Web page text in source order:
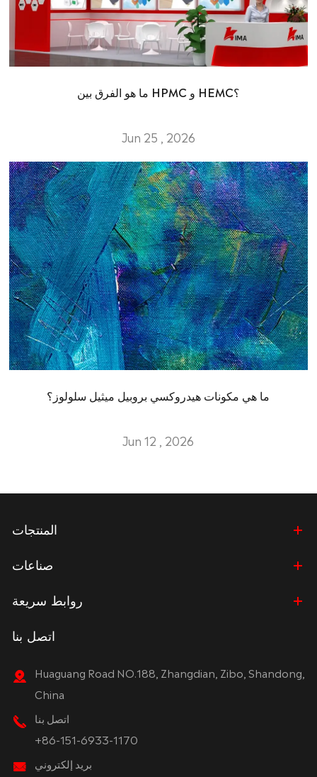
ما هو الفرق بين HPMC و HEMC؟
Jun 25 , 2026
ما هي مكونات هيدروكسي بروبيل ميثيل سلولوز؟
Jun 12 , 2026
المنتجات
صناعات
روابط سريعة
اتصل بنا
Huaguang Road NO.188, Zhangdian, Zibo, Shandong,
China
اتصل بنا
+86-151-6933-1170
بريد إلكتروني